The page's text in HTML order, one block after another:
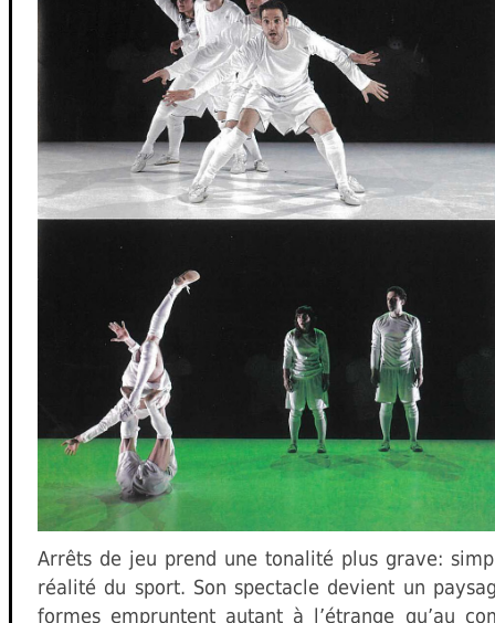
Arrêts de jeu prend une tonalité plus grave:
réalité du sport. Son spectacle devient un
formes empruntent autant à l’étrange qu’au